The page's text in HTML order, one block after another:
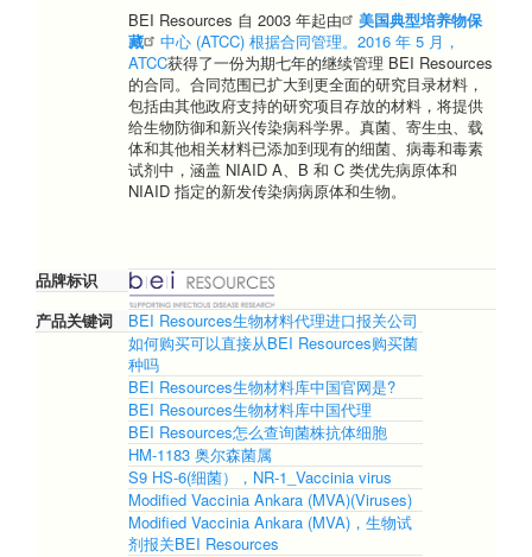
BEI Resources 自 2003 年起由
美国典型培养物保
藏
中心 (ATCC) 根据合同管理。2016 年 5 月，
ATCC获得了一份为期七年的继续管理 BEI Resources
的合同。合同范围已扩大到更全面的研究目录材料，
包括由其他政府支持的研究项目存放的材料，将提供
给生物防御和新兴传染病科学界。真菌、寄生虫、载
体和其他相关材料已添加到现有的细菌、病毒和毒素
试剂中，涵盖 NIAID A、B 和 C 类优先病原体和
NIAID 指定的新发传染病病原体和生物。
品牌标识
产品关键词
BEI Resources生物材料代理进口报关公司
如何购买可以直接从BEI Resources购买菌
种吗
BEI Resources生物材料库中国官网是?
BEI Resources生物材料库中国代理
BEI Resources怎么查询菌株抗体细胞
HM-1183 奥尔森菌属
S9 HS-6(细菌），NR-1_Vaccinia virus
Modified Vaccinia Ankara (MVA)(Viruses)
Modified Vaccinia Ankara (MVA)，生物试
剂报关BEI Resources